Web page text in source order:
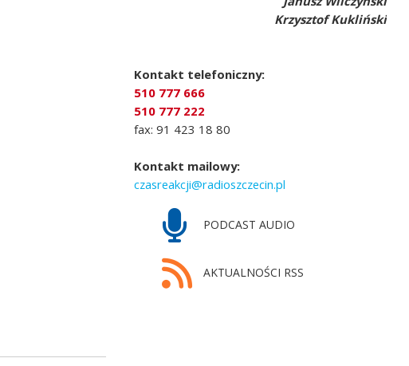
Krzysztof Kukliński
Kontakt telefoniczny:
510 777 666
510 777 222
fax: 91 423 18 80
Kontakt mailowy:
czasreakcji@radioszczecin.pl
PODCAST AUDIO
AKTUALNOŚCI RSS